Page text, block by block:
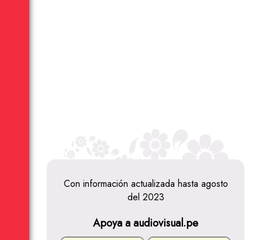
Con información actualizada hasta agosto
del 2023
Apoya a audiovisual.pe